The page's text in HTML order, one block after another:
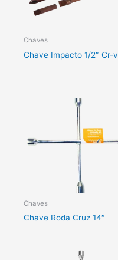
Chaves
Chave Impacto 1/2″ Cr-v
Chaves
Chave Roda Cruz 14″